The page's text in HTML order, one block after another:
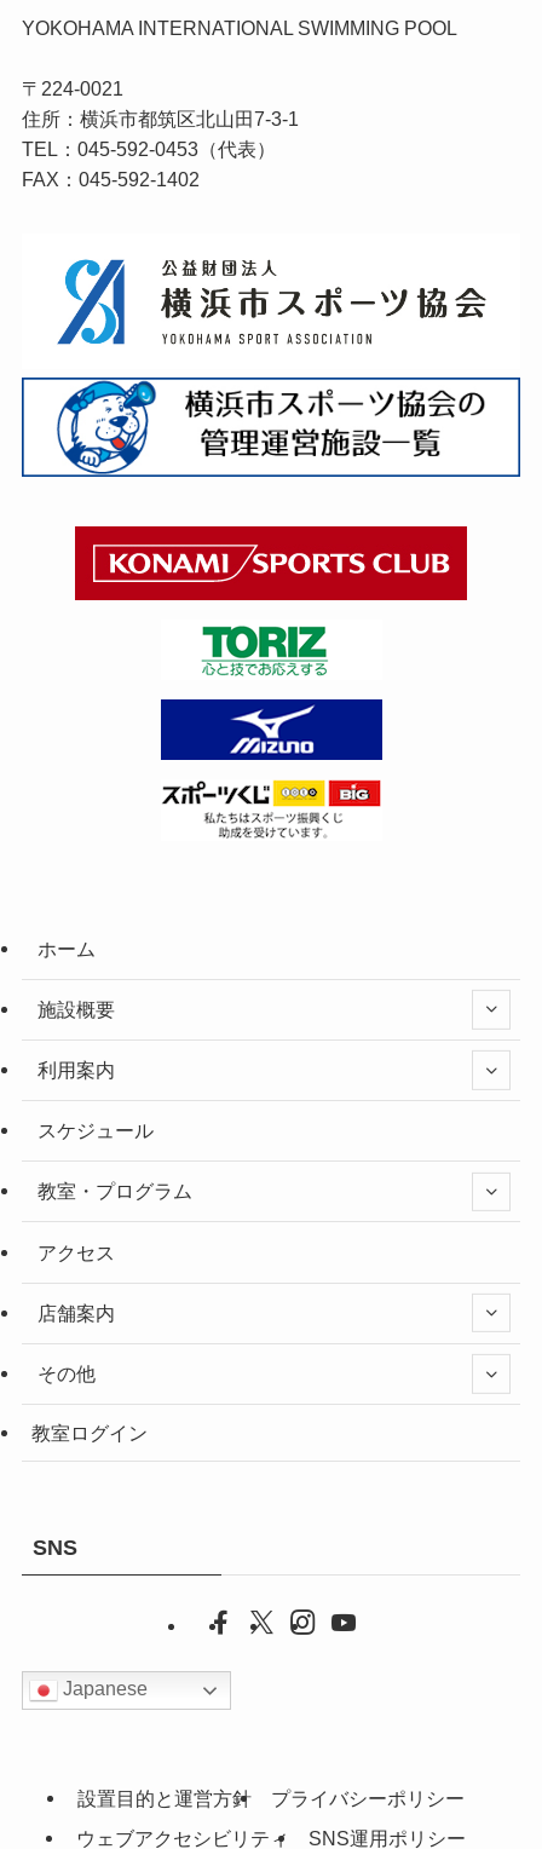
YOKOHAMA INTERNATIONAL SWIMMING POOL
〒224-0021
住所：横浜市都筑区北山田7-3-1
TEL：045-592-0453（代表）
FAX：045-592-1402
ホーム
施設概要
利用案内
スケジュール
教室・プログラム
アクセス
店舗案内
その他
教室ログイン
SNS
Japanese
設置目的と運営方針
プライバシーポリシー
ウェブアクセシビリティ
SNS運用ポリシー